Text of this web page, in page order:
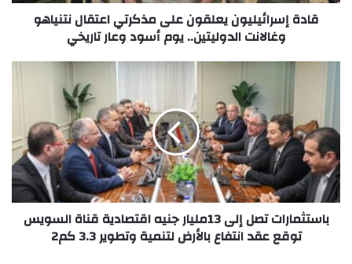
قادة إسرائيليون يعلقون على مذكرتي اعتقال نتنياهو
وغالانت الدوليتين.. يوم أسود وعار تاريخي
باستثمارات تصل إلى 13مليار جنيه اقتصادية قناة السويس
توقع عقد انتفاع بالأرض لتنمية وتطوير 3.3 كم2